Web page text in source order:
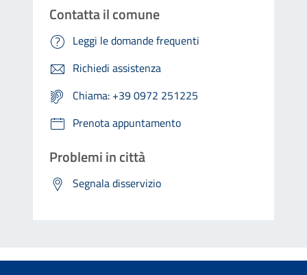
Contatta il comune
Leggi le domande frequenti
Richiedi assistenza
Chiama: +39 0972 251225
Prenota appuntamento
Problemi in città
Segnala disservizio